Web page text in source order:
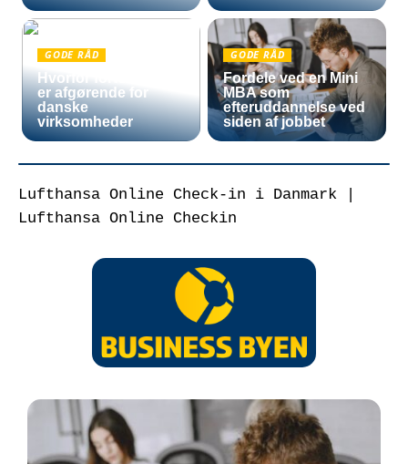
GODE RÅD
Hvorfor fortoldning
er afgørende for
danske
virksomheder
GODE RÅD
Fordele ved en Mini
MBA som
efteruddannelse ved
siden af jobbet
Lufthansa Online Check-in i Danmark |
Lufthansa Online Checkin